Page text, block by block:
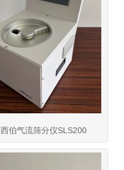
伯气流筛分仪SLS200